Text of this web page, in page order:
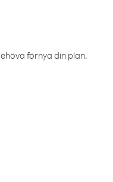
förnya din plan.